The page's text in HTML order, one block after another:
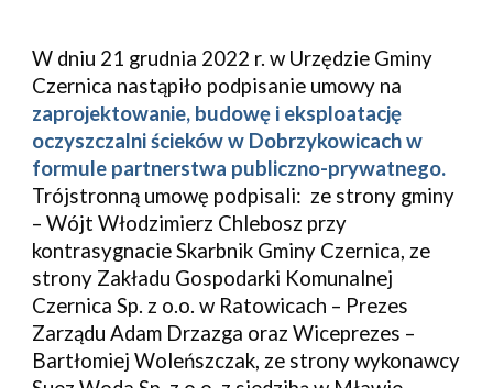
W dniu 21 grudnia 2022 r. w Urzędzie Gminy
Czernica nastąpiło podpisanie umowy na
zaprojektowanie, budowę i eksploatację
oczyszczalni ścieków w Dobrzykowicach w
formule partnerstwa publiczno-prywatnego.
Trójstronną umowę podpisali: ze strony gminy
– Wójt Włodzimierz Chlebosz przy
kontrasygnacie Skarbnik Gminy Czernica, ze
strony Zakładu Gospodarki Komunalnej
Czernica Sp. z o.o. w Ratowicach – Prezes
Zarządu Adam Drzazga oraz Wiceprezes –
Bartłomiej Woleńszczak, ze strony wykonawcy